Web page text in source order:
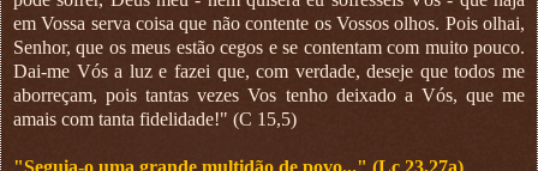
em Vossa serva coisa que não contente os Vossos olhos. Pois olhai,
Senhor, que os meus estão cegos e se contentam com muito pouco.
Dai-me Vós a luz e fazei que, com verdade, deseje que todos me
aborreçam, pois tantas vezes Vos tenho deixado a Vós, que me
amais com tanta fidelidade!" (C 15,5)
"Seguia-o uma grande multidão de povo..." (Lc 23,27a)